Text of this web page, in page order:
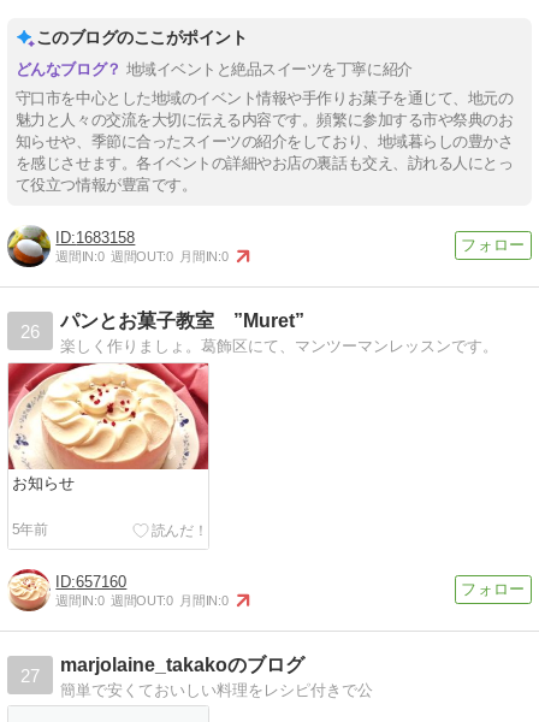
このブログのここがポイント
地域イベントと絶品スイーツを丁寧に紹介
守口市を中心とした地域のイベント情報や手作りお菓子を通じて、地元の
魅力と人々の交流を大切に伝える内容です。頻繁に参加する市や祭典のお
知らせや、季節に合ったスイーツの紹介をしており、地域暮らしの豊かさ
を感じさせます。各イベントの詳細やお店の裏話も交え、訪れる人にとっ
て役立つ情報が豊富です。
1683158
週間IN:0 週間OUT:0 月間IN:0
26
パンとお菓子教室 ”Muret”
楽しく作りましょ。葛飾区にて、マンツーマンレッスンです。
お知らせ
5年前
657160
週間IN:0 週間OUT:0 月間IN:0
27
marjolaine_takakoのブログ
簡単で安くておいしい料理をレシピ付きで公